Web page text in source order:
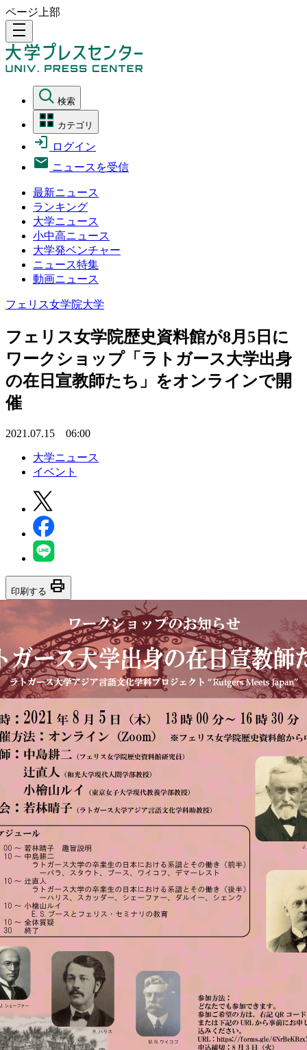
ページ上部
density_medium
検索
カテゴリ
ログイン
ニュースを受信
最新ニュース
ランキング
大学ニュース
小中高ニュース
大学発ベンチャー
ニュース特集
動画ニュース
フェリス女学院大学
フェリス女学院歴史資料館が8月5日に
ワークショップ「ラトガース大学出身
の在日宣教師たち」をオンラインで開
催
2021.07.15 06:00
大学ニュース
イベント
印刷する print